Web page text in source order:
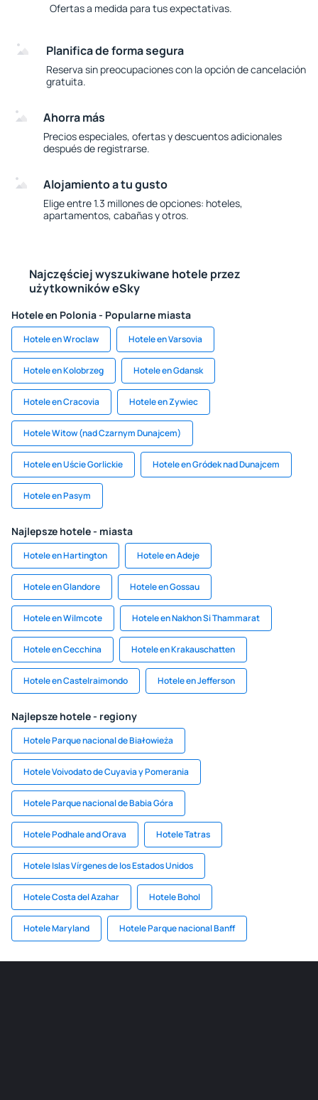
Ofertas a medida para tus expectativas.
Planifica de forma segura
Reserva sin preocupaciones con la opción de cancelación
gratuita.
Ahorra más
Precios especiales, ofertas y descuentos adicionales
después de registrarse.
Alojamiento a tu gusto
Elige entre 1.3 millones de opciones: hoteles,
apartamentos, cabañas y otros.
Najczęściej wyszukiwane hotele przez
użytkowników eSky
Hotele en Polonia - Popularne miasta
Hotele en Wroclaw Hotele en Varsovia
Hotele en Kolobrzeg Hotele en Gdansk
Hotele en Cracovia Hotele en Zywiec
Hotele Witow (nad Czarnym Dunajcem)
Hotele en Uście Gorlickie Hotele en Gródek nad Dunajcem
Hotele en Pasym
Najlepsze hotele - miasta
Hotele en Hartington Hotele en Adeje
Hotele en Glandore Hotele en Gossau
Hotele en Wilmcote Hotele en Nakhon Si Thammarat
Hotele en Cecchina Hotele en Krakauschatten
Hotele en Castelraimondo Hotele en Jefferson
Najlepsze hotele - regiony
Hotele Parque nacional de Białowieża
Hotele Voivodato de Cuyavia y Pomerania
Hotele Parque nacional de Babia Góra
Hotele Podhale and Orava Hotele Tatras
Hotele Islas Vírgenes de los Estados Unidos
Hotele Costa del Azahar Hotele Bohol
Hotele Maryland Hotele Parque nacional Banff